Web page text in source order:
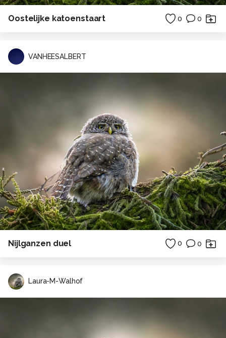
Oostelijke katoenstaart 0 0
VANHEESALBERT
Nijlganzen duel 0 0
Laura-M-Walhof